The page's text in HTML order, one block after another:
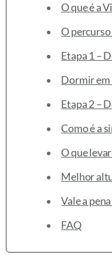
O que é a
O
Etapa 1 –
Dormir
Etapa 2 –
Como é a
O que
Melhor
Vale a
FAQ